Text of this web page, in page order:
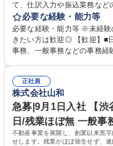
て、仕訳入力や振込業務など
力・確認業務からスタートし
階的に経理知識を身につけていただきます。 【
基づく仕訳入力 ■月末の振込
メンバーの業務サポート 【
想定です。 募集職種 未経験歓迎【経理/みなとみらい】プライム上場/残業
ほぼなし/年休123日
必要な経験・能力等
必要な経験・能力等 ※未経
きたい方は歓迎◎ 【歓迎】■
事務、一般事務などの事務経験 【本ポジションについて】 本ポジシ
当し、3～5年をかけて月次決
テップアップできます。また
未満のため、無理なく経理と
歴・資格 学歴：大学院 大学
簿記検定1級 日商簿記検定2級
正社員
株式会社山和
急募|9月1日入社 【渋
日/残業ほぼ無 一般事
不動産事業を展開し、創業以来黒
せします。残業がほぼ発生せず、